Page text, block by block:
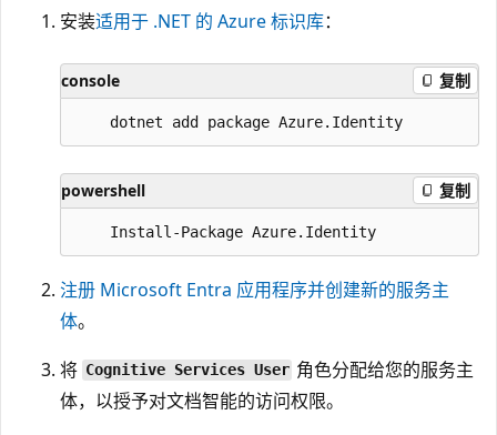
安装适用于 .NET 的 Azure 标识库：
console 复制
powershell 复制
注册 Microsoft Entra 应用程序并创建新的服务主
体。
将 Cognitive Services User 角色分配给您的服务主
体，以授予对文档智能的访问权限。